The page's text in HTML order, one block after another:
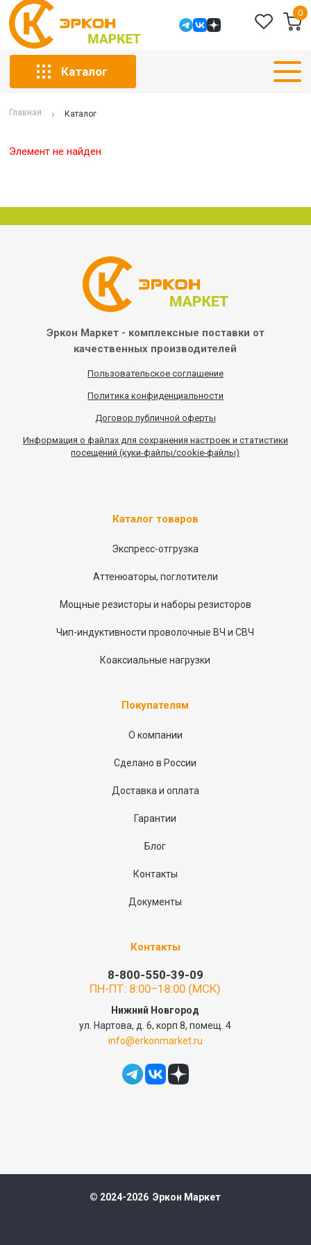
0
Каталог
Главная Каталог
Элемент не найден
Эркон Маркет - комплексные поставки от
качественных производителей
Пользовательское соглашение
Политика конфиденциальности
Договор публичной оферты
Информация о файлах для сохранения настроек и статистики
посещений (куки-файлы/cookie-файлы)
Каталог товаров
Экспресс-отгрузка
Аттенюаторы, поглотители
Мощные резисторы и наборы резисторов
Чип-индуктивности проволочные ВЧ и СВЧ
Коаксиальные нагрузки
Покупателям
О компании
Сделано в России
Доставка и оплата
Гарантии
Блог
Контакты
Документы
Контакты
8-800-550-39-09
ПН-ПТ: 8:00–18:00 (МСК)
Нижний Новгород
ул. Нартова, д. 6, корп 8, помещ. 4
info@erkonmarket.ru
© 2024-2026 Эркон Маркет